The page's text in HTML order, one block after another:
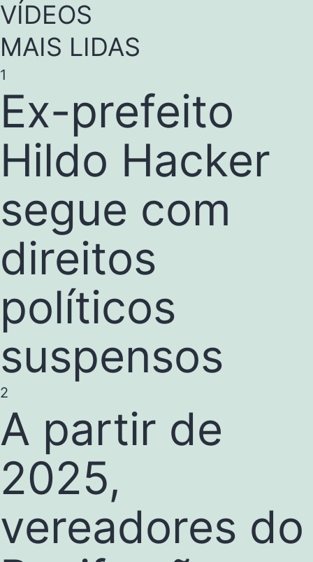
VÍDEOS
MAIS LIDAS
1
Ex-prefeito
Hildo Hacker
segue com
direitos
políticos
suspensos
2
A partir de
2025,
vereadores do